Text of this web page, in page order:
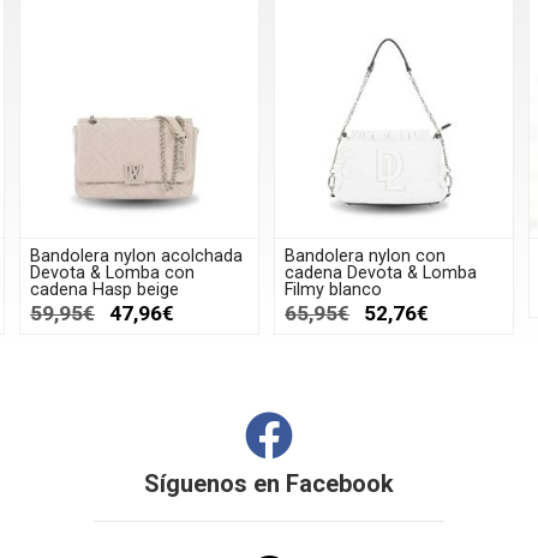
Bandolera nylon acolchada
Devota & Lomba con
cadena Hasp beige
59,95€ 47,96€
Bandolera nylon con
cadena Devota & Lomba
Filmy blanco
65,95€ 52,76€
Síguenos en Facebook